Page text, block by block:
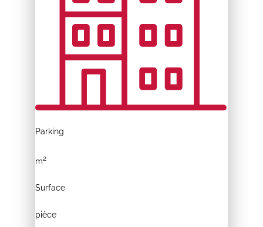
Parking
m2
Surface
pièce